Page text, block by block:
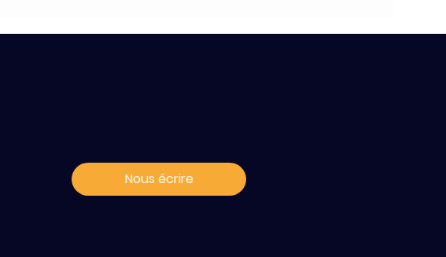
Nous écrire